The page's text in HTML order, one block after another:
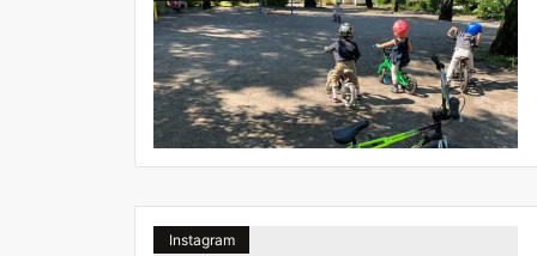
Instagram